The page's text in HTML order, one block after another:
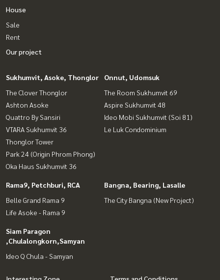
House
Sale
Rent
Our project
Sukhumvit, Asoke, Thonglor
The Clover Thonglor
Ashton Asoke
Quattro By Sansiri
VTARA Sukhumvit 36
Thonglor Tower
Park 24 (Origin Phrom Phong)
Oka Haus Sukhumvit 36
Onnut, Udomsuk
The Room Sukhumvit 69
Aspire Sukhumvit 48
Ideo Mobi Sukhumvit (Soi 81)
Le Luk Condominium
Rama9, Petchburi, RCA
Belle Grand Rama 9
Life Asoke - Rama 9
Bangna, Bearing, Lasalle
The City Bangna (New Project)
Siam Paragon
,Chulalongkorn,Samyan
Ideo Q Chula - Samyan